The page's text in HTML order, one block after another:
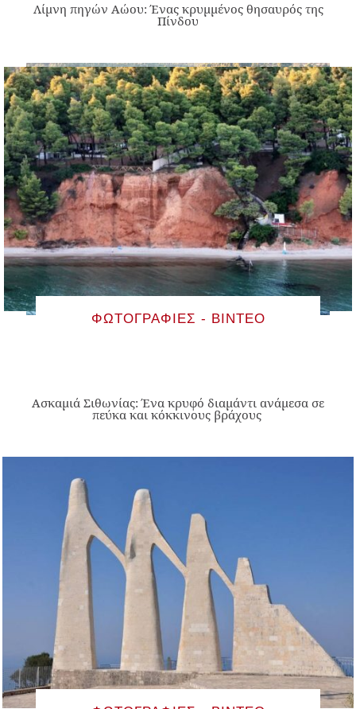
Λίμνη πηγών Αώου: Ένας κρυμμένος θησαυρός της
Πίνδου
ΦΩΤΟΓΡΑΦΊΕΣ - ΒΊΝΤΕΟ
Ασκαμιά Σιθωνίας: Ένα κρυφό διαμάντι ανάμεσα σε
πεύκα και κόκκινους βράχους